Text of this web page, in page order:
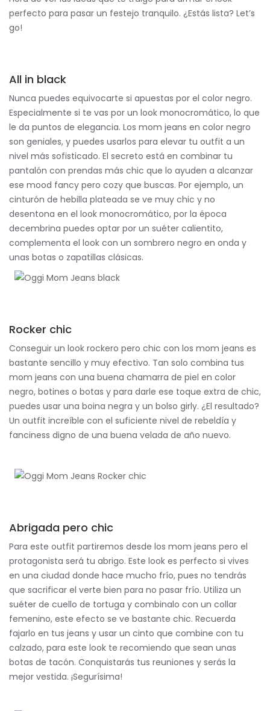
perfecto para pasar un festejo tranquilo. ¿Estás lista? Let’s
go!
All in black
Nunca puedes equivocarte si apuestas por el color negro.
Especialmente si te vas por un look monocromático, lo que
le da puntos de elegancia. Los mom jeans en color negro
son geniales, y puedes usarlos para elevar tu outfit a un
nivel más sofisticado. El secreto está en combinar tu
pantalón con prendas más chic que lo ayuden a alcanzar
ese mood fancy pero cozy que buscas. Por ejemplo, un
cinturón de hebilla plateada se ve muy chic y no
desentona en el look monocromático, por la época
decembrina puedes optar por un suéter calientito,
complementa el look con un sombrero negro en onda y
unas botas o zapatillas clásicas.
Rocker chic
Conseguir un look rockero pero chic con los mom jeans es
bastante sencillo y muy efectivo. Tan solo combina tus
mom jeans con una buena chamarra de piel en color
negro, botines o botas y para darle ese toque extra de chic,
puedes usar una boina negra y un bolso girly. ¿El resultado?
Un outfit increíble con el suficiente nivel de rebeldía y
fanciness digno de una buena velada de año nuevo.
Abrigada pero chic
Para este outfit partiremos desde los mom jeans pero el
protagonista será tu abrigo. Este look es perfecto si vives
en una ciudad donde hace mucho frío, pues no tendrás
que sacrificar el verte bien para no pasar frío. Utiliza un
suéter de cuello de tortuga y combinalo con un collar
femenino, este efecto se ve bastante chic. Recuerda
fajarlo en tus jeans y usar un cinto que combine con tu
calzado, para este look te recomiendo que sean unas
botas de tacón. Conquistarás tus reuniones y serás la
mejor vestida. ¡Segurísima!